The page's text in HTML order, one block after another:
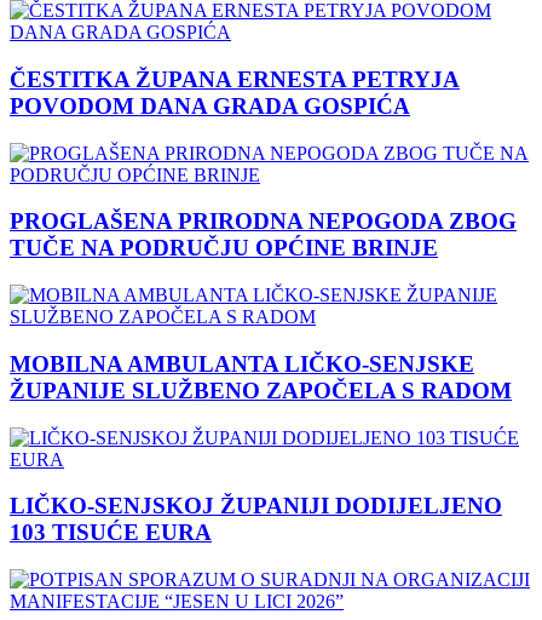
ČESTITKA ŽUPANA ERNESTA PETRYJA
POVODOM DANA GRADA GOSPIĆA
PROGLAŠENA PRIRODNA NEPOGODA ZBOG
TUČE NA PODRUČJU OPĆINE BRINJE
MOBILNA AMBULANTA LIČKO-SENJSKE
ŽUPANIJE SLUŽBENO ZAPOČELA S RADOM
LIČKO-SENJSKOJ ŽUPANIJI DODIJELJENO
103 TISUĆE EURA